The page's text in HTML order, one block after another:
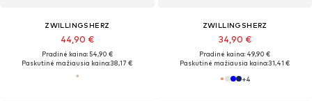
ZWILLINGSHERZ
44,90 €
Pradinė kaina: 54,90 €
Paskutinė mažiausia kaina:38,17 €
ZWILLINGSHERZ
34,90 €
Pradinė kaina: 49,90 €
Paskutinė mažiausia kaina:31,41 €
+4